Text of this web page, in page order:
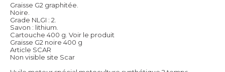
Graisse G2 graphitée.
Noire.
Grade NLGI : 2.
Savon : lithium.
Cartouche 400 g. Voir le produit
Graisse G2 noire 400 g
Article SCAR
Non visible site Scar